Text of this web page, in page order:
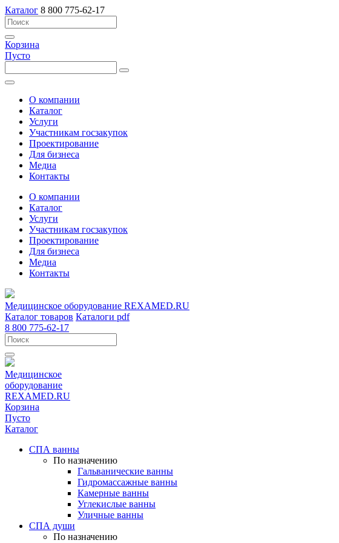
Каталог 8 800 775-62-17
Корзина
Пусто
О компании
Каталог
Услуги
Участникам госзакупок
Проектирование
Для бизнеса
Медиа
Контакты
О компании
Каталог
Услуги
Участникам госзакупок
Проектирование
Для бизнеса
Медиа
Контакты
Медицинское оборудование REXAMED.RU
Каталог товаров Каталоги pdf
8 800 775-62-17
Медицинское
оборудование
REXAMED.RU
Корзина
Пусто
Каталог
СПА ванны
По назначению
Гальванические ванны
Гидромассажные ванны
Камерные ванны
Углекислые ванны
Уличные ванны
СПА души
По назначению